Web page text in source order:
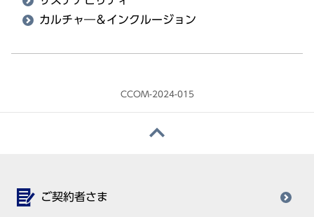
カルチャ―＆インクルージョン
CCOM-2024-015
ご契約者さま